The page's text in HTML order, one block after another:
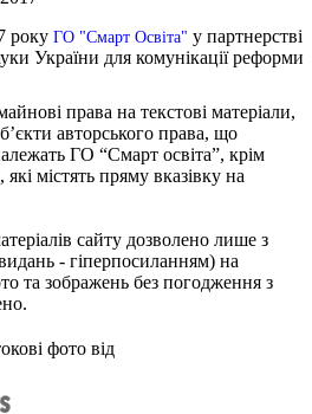
року ГО "Смарт Освіта" у партнерстві
України для комунікації реформи
права на текстові матеріали,
авторського права, що
ГО “Смарт освіта”, крім
які містять пряму вказівку на
сайту дозволено лише з
- гіперпосиланням) на
та зображень без погодження з
фото від